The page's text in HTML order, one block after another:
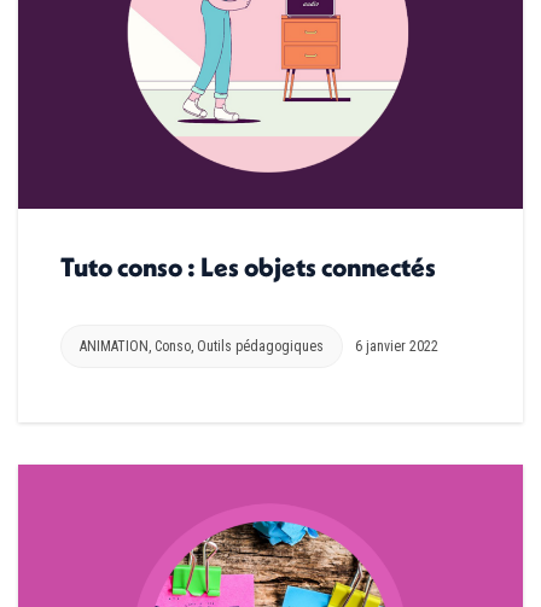
Tuto conso : Les objets connectés
ANIMATION , Conso, Outils pédagogiques 6 janvier 2022